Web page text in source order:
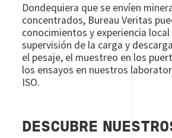
Dondequiera que se envíen
concentrados, Bureau Veritas
conocimientos y experiencia local
supervisión de la carga y
el pesaje, el muestreo en los
los ensayos en nuestros
ISO.
DESCUBRE